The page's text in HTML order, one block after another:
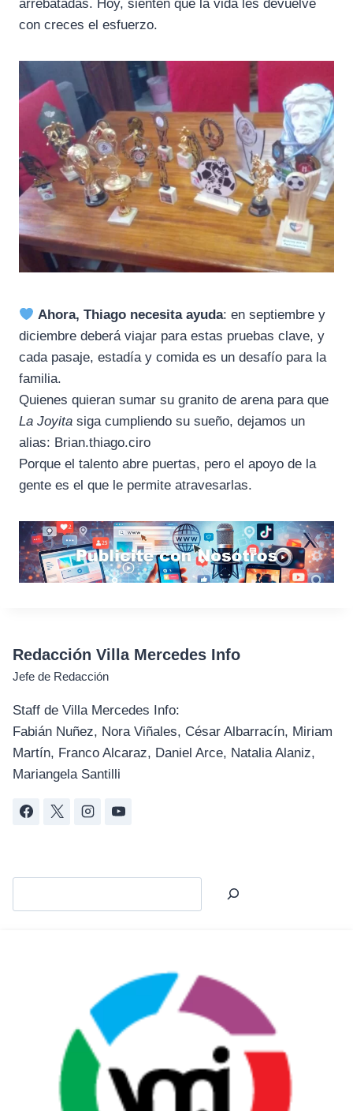
arrebatadas. Hoy, sienten que la vida les devuelve
con creces el esfuerzo.
Ahora, Thiago necesita ayuda: en septiembre y
diciembre deberá viajar para estas pruebas clave, y
cada pasaje, estadía y comida es un desafío para la
familia.
Quienes quieran sumar su granito de arena para que
La Joyita siga cumpliendo su sueño, dejamos un
alias: Brian.thiago.ciro
Porque el talento abre puertas, pero el apoyo de la
gente es el que le permite atravesarlas.
Redacción Villa Mercedes Info
Jefe de Redacción
Staff de Villa Mercedes Info:
Fabián Nuñez, Nora Viñales, César Albarracín, Miriam
Martín, Franco Alcaraz, Daniel Arce, Natalia Alaniz,
Mariangela Santilli